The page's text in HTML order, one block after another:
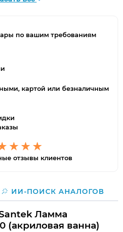
по вашим требованиям
картой или безналичным
отзывы клиентов
ИИ-ПОИСК АНАЛОГОВ
Ламма
(акриловая ванна)